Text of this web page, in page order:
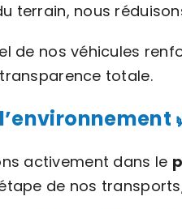
terrain, nous
de nos véhicules
totale.
activement dans le
de nos